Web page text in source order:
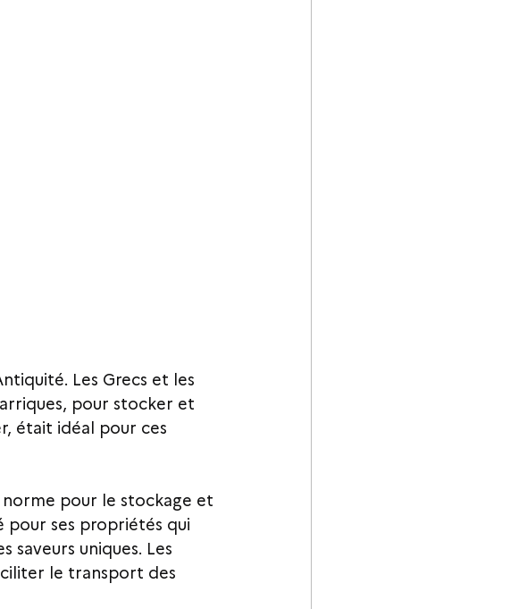
Les Grecs et les
pour stocker et
était idéal pour ces
pour le stockage et
pour ses propriétés qui
uniques. Les
le transport des